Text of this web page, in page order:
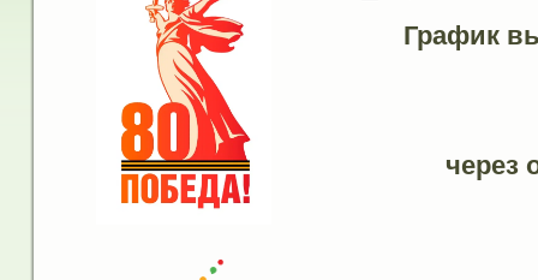
График
через